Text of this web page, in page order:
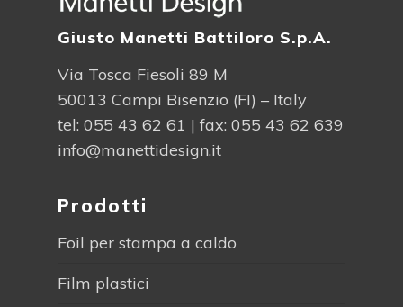
Giusto Manetti Battiloro S.p.A.
Via Tosca Fiesoli 89 M
50013 Campi Bisenzio (FI) – Italy
tel: 055 43 62 61 | fax: 055 43 62 639
info@manettidesign.it
Prodotti
Foil per stampa a caldo
Film plastici